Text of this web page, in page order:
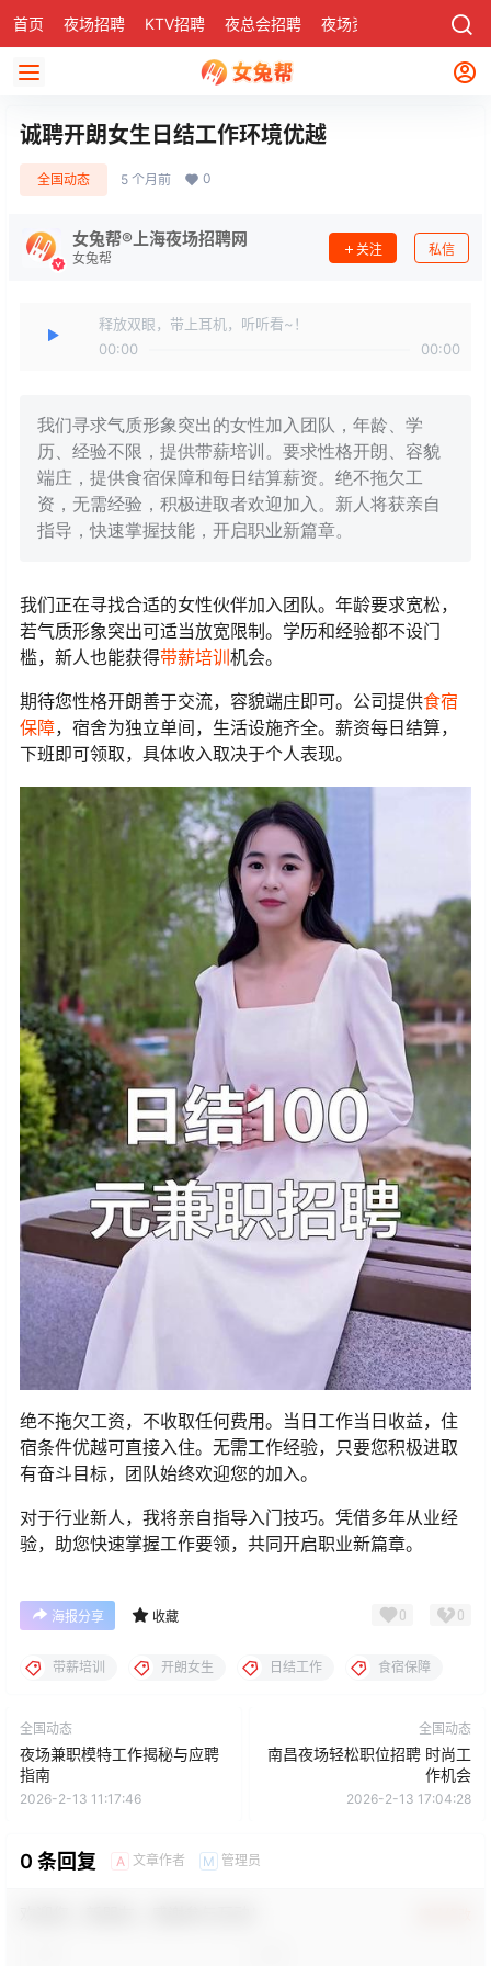
首页 夜场招聘 KTV招聘 夜总会招聘 夜场资讯 社区
诚聘开朗女生日结工作环境优越
全国动态 5 个月前 0
女兔帮®上海夜场招聘网
女兔帮
关注 私信
释放双眼，带上耳机，听听看~！
00:00
00:00
我们寻求气质形象突出的女性加入团队，年龄、学
历、经验不限，提供带薪培训。要求性格开朗、容貌
端庄，提供食宿保障和每日结算薪资。绝不拖欠工
资，无需经验，积极进取者欢迎加入。新人将获亲自
指导，快速掌握技能，开启职业新篇章。
我们正在寻找合适的女性伙伴加入团队。年龄要求宽松，
若气质形象突出可适当放宽限制。学历和经验都不设门
槛，新人也能获得带薪培训 机会。
期待您性格开朗善于交流，容貌端庄即可。公司提供食宿
保障，宿舍为独立单间，生活设施齐全。薪资每日结算，
下班即可领取，具体收入取决于个人表现。
绝不拖欠工资，不收取任何费用。当日工作当日收益，住
宿条件优越可直接入住。无需工作经验，只要您积极进取
有奋斗目标，团队始终欢迎您的加入。
对于行业新人，我将亲自指导入门技巧。凭借多年从业经
验，助您快速掌握工作要领，共同开启职业新篇章。
海报分享 收藏 0 0
带薪培训 开朗女生 日结工作 食宿保障
全国动态
夜场兼职模特工作揭秘与应聘
指南
2026-2-13 11:17:46
全国动态
南昌夜场轻松职位招聘 时尚工
作机会
2026-2-13 17:04:28
0 条回复 A 文章作者 M 管理员